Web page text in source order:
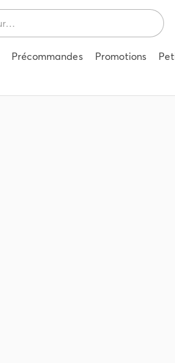
Précommandes Promotions